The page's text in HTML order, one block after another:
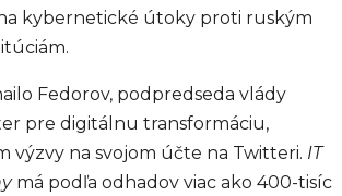
kybernetické útoky proti ruským
Fedorov, podpredseda vlády
pre digitálnu transformáciu,
výzvy na svojom účte na Twitteri. IT
má podľa odhadov viac ako 400-tisíc